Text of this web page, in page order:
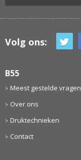
Volg ons:
B55
Meest gestelde vragen
Over ons
Druktechnieken
Contact